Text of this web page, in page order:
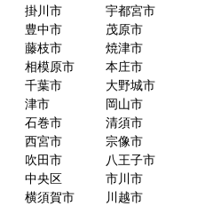
掛川市
宇都宮市
豊中市
茂原市
藤枝市
焼津市
相模原市
本庄市
千葉市
大野城市
津市
岡山市
石巻市
清須市
西宮市
宗像市
吹田市
八王子市
中央区
市川市
横須賀市
川越市